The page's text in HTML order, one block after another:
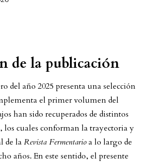
de la publicación
del año 2025 presenta una selección
el primer volumen del
han sido recuperados de distintos
los cuales conforman la trayectoria y
de la Revista Fermentarioa lo largo de
años. En este sentido, el presente